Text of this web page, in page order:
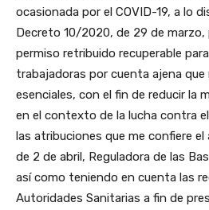
ocasionada por el COVID-19, a lo
Decreto 10/2020, de 29 de marzo,
permiso retribuido recuperable
trabajadoras por cuenta ajena
esenciales, con el fin de reducir la
en el contexto de la lucha contra el
las atribuciones que me confiere el
de 2 de abril, Reguladora de las
así como teniendo en cuenta las
Autoridades Sanitarias a fin de